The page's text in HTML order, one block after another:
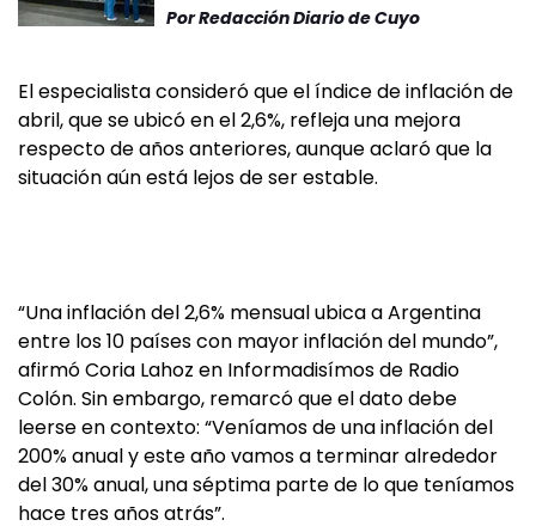
PorRedacción Diario de Cuyo
El especialista consideró que el índice de inflación de
abril, que se ubicó en el 2,6%, refleja una mejora
respecto de años anteriores, aunque aclaró que la
situación aún está lejos de ser estable.
“Una inflación del 2,6% mensual ubica a Argentina
entre los 10 países con mayor inflación del mundo”,
afirmó Coria Lahoz en Informadisímos de Radio
Colón. Sin embargo, remarcó que el dato debe
leerse en contexto: “Veníamos de una inflación del
200% anual y este año vamos a terminar alrededor
del 30% anual, una séptima parte de lo que teníamos
hace tres años atrás”.